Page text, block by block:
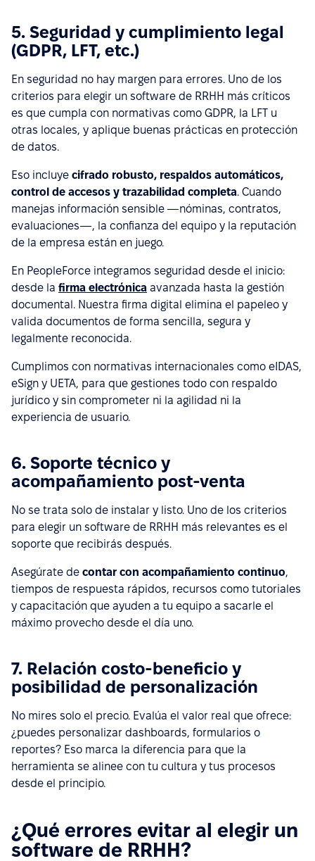
5. Seguridad y cumplimiento legal
(GDPR, LFT, etc.)
En seguridad no hay margen para errores. Uno de los
criterios para elegir un software de RRHH más críticos
es que cumpla con normativas como GDPR, la LFT u
otras locales, y aplique buenas prácticas en protección
de datos.
Eso incluye cifrado robusto, respaldos automáticos,
control de accesos y trazabilidad completa. Cuando
manejas información sensible —nóminas, contratos,
evaluaciones—, la confianza del equipo y la reputación
de la empresa están en juego.
En PeopleForce integramos seguridad desde el inicio:
desde la firma electrónica avanzada hasta la gestión
documental. Nuestra firma digital elimina el papeleo y
valida documentos de forma sencilla, segura y
legalmente reconocida.
Cumplimos con normativas internacionales como eIDAS,
eSign y UETA, para que gestiones todo con respaldo
jurídico y sin comprometer ni la agilidad ni la
experiencia de usuario.
6. Soporte técnico y
acompañamiento post-venta
No se trata solo de instalar y listo. Uno de los criterios
para elegir un software de RRHH más relevantes es el
soporte que recibirás después.
Asegúrate de contar con acompañamiento continuo,
tiempos de respuesta rápidos, recursos como tutoriales
y capacitación que ayuden a tu equipo a sacarle el
máximo provecho desde el día uno.
7. Relación costo-beneficio y
posibilidad de personalización
No mires solo el precio. Evalúa el valor real que ofrece:
¿puedes personalizar dashboards, formularios o
reportes? Eso marca la diferencia para que la
herramienta se alinee con tu cultura y tus procesos
desde el principio.
¿Qué errores evitar al elegir un
software de RRHH?